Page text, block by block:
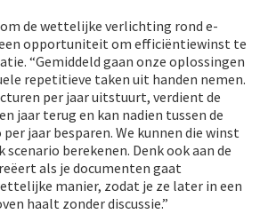
de wettelijke verlichting rond e-
opportuniteit om efficiëntiewinst te
“Gemiddeld gaan onze oplossingen
repetitieve taken uit handen nemen.
per jaar uitstuurt, verdient de
jaar terug en kan nadien tussen de
per jaar besparen. We kunnen die winst
berekenen. Denk ook aan de
als je documenten gaat
manier, zodat je ze later in een
haalt zonder discussie.”